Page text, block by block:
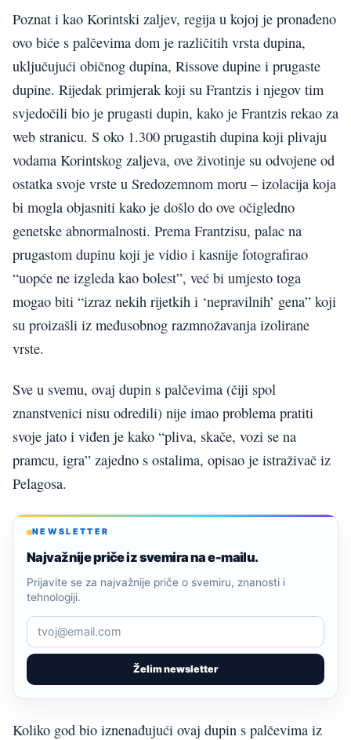
Poznat i kao Korintski zaljev, regija u kojoj je pronađeno
ovo biće s palčevima dom je različitih vrsta dupina,
uključujući običnog dupina, Rissove dupine i prugaste
dupine. Rijedak primjerak koji su Frantzis i njegov tim
svjedočili bio je prugasti dupin, kako je Frantzis rekao za
web stranicu. S oko 1.300 prugastih dupina koji plivaju
vodama Korintskog zaljeva, ove životinje su odvojene od
ostatka svoje vrste u Sredozemnom moru – izolacija koja
bi mogla objasniti kako je došlo do ove očigledno
genetske abnormalnosti. Prema Frantzisu, palac na
prugastom dupinu koji je vidio i kasnije fotografirao
“uopće ne izgleda kao bolest”, već bi umjesto toga
mogao biti “izraz nekih rijetkih i ‘nepravilnih’ gena” koji
su proizašli iz međusobnog razmnožavanja izolirane
vrste.
Sve u svemu, ovaj dupin s palčevima (čiji spol
znanstvenici nisu odredili) nije imao problema pratiti
svoje jato i viđen je kako “pliva, skače, vozi se na
pramcu, igra” zajedno s ostalima, opisao je istraživač iz
Pelagosa.
NEWSLETTER
Najvažnije priče iz svemira na e-mailu.
Želim newsletter
Prijavite se za najvažnije priče o svemiru, znanosti i
tehnologiji.
Koliko god bio iznenađujući ovaj dupin s palčevima iz